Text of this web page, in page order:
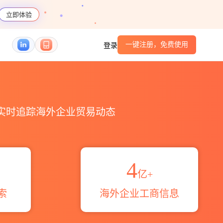
立即体验
登录 一键注册，免费使用
时追踪海外企业贸易动态
4亿+
海外企业工商信息